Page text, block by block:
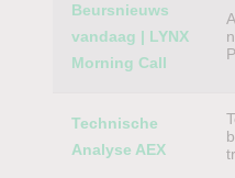
Beursnieuws
vandaag | LYNX
Morning Call
Technische
Analyse AEX